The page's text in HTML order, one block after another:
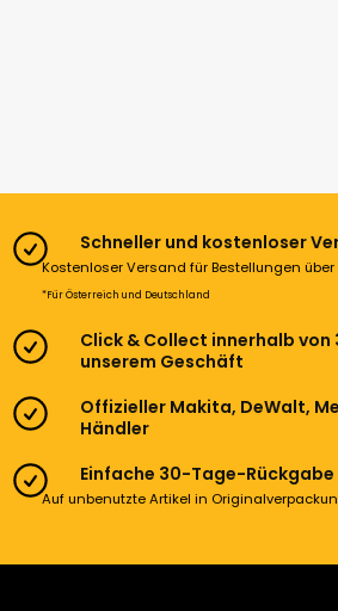
Schneller und kostenloser
Kostenloser Versand für Bestellungen über
*Für Österreich und Deutschland
Click & Collect innerhalb von
unserem Geschäft
Offizieller Makita, DeWalt,
Händler
Einfache 30-Tage-Rückgabe
Auf unbenutzte Artikel in